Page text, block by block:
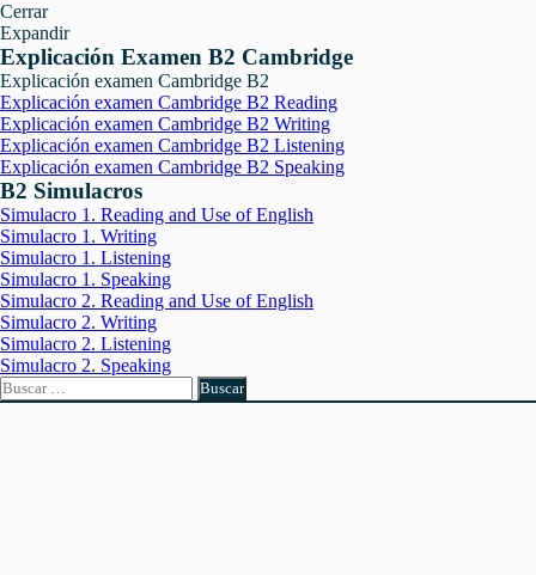
Cerrar
Expandir
Explicación Examen B2 Cambridge
Explicación examen Cambridge B2
Explicación examen Cambridge B2 Reading
Explicación examen Cambridge B2 Writing
Explicación examen Cambridge B2 Listening
Explicación examen Cambridge B2 Speaking
B2 Simulacros
Simulacro 1. Reading and Use of English
Simulacro 1. Writing
Simulacro 1. Listening
Simulacro 1. Speaking
Simulacro 2. Reading and Use of English
Simulacro 2. Writing
Simulacro 2. Listening
Simulacro 2. Speaking
Buscar: